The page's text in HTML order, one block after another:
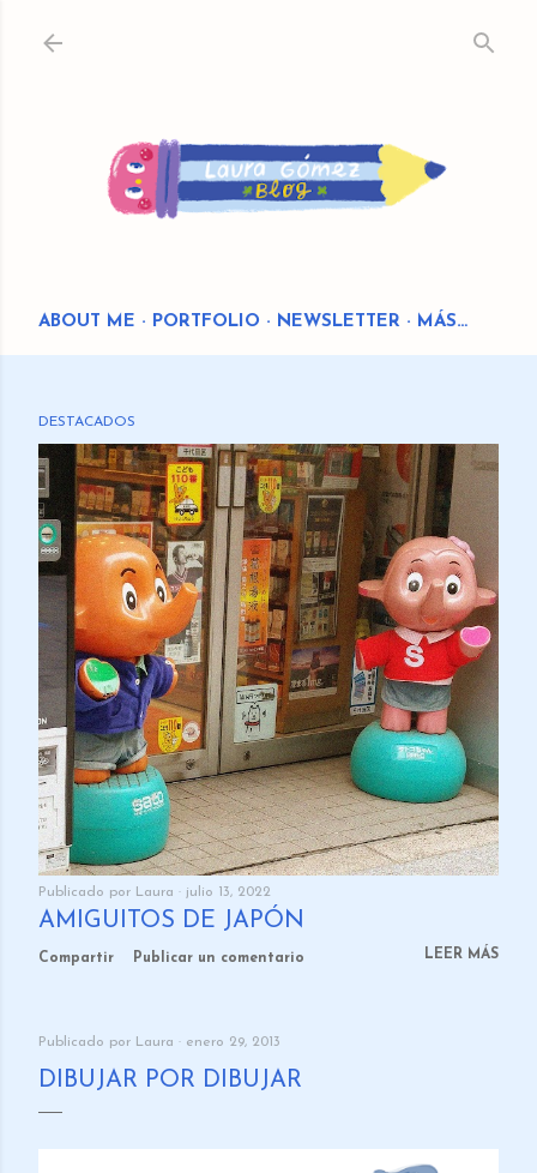
ABOUT ME PORTFOLIO NEWSLETTER MÁS…
DESTACADOS
Publicado por Laura julio 13, 2022
AMIGUITOS DE JAPÓN
Compartir Publicar un comentario LEER MÁS
Publicado por Laura enero 29, 2013
DIBUJAR POR DIBUJAR